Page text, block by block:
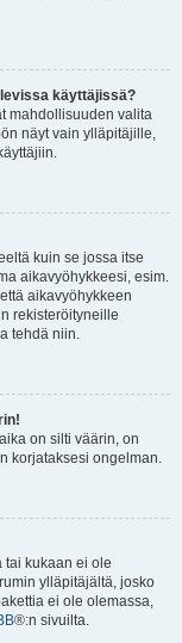
käyttäjissä?
mahdollisuuden valita
näyt vain ylläpitäjille,
kuin se jossa itse
aikavyöhykkeesi, esim.
aikavyöhykkeen
rekisteröityneille
tehdä niin.
on silti väärin, on
korjataksesi ongelman.
kukaan ei ole
ylläpitäjältä, josko
ei ole olemassa,
®:n sivuilta.